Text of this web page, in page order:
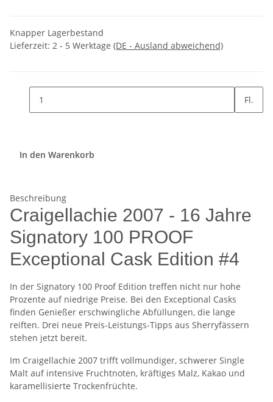
Knapper Lagerbestand
Lieferzeit: 2 - 5 Werktage (DE - Ausland abweichend)
Fl.
In den Warenkorb
Beschreibung
Craigellachie 2007 - 16 Jahre
Signatory 100 PROOF
Exceptional Cask Edition #4
In der Signatory 100 Proof Edition treffen nicht nur hohe
Prozente auf niedrige Preise. Bei den Exceptional Casks
finden Genießer erschwingliche Abfüllungen, die lange
reiften. Drei neue Preis-Leistungs-Tipps aus Sherryfässern
stehen jetzt bereit.
Im Craigellachie 2007 trifft vollmundiger, schwerer Single
Malt auf intensive Fruchtnoten, kräftiges Malz, Kakao und
karamellisierte Trockenfrüchte.